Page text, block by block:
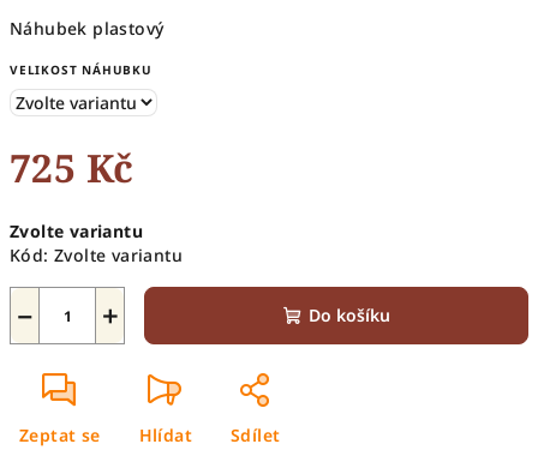
Náhubek plastový
VELIKOST NÁHUBKU
725 Kč
cena:
Zvolte variantu
Kód: Zvolte variantu
+
− Do košíku
Zeptat se Hlídat Sdílet